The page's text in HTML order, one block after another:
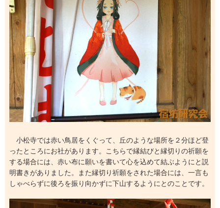
小松寺では赤い鳥居をくぐって、丘のような場所を２分ほど登
ったところにお社があります。こちらで縁結びと縁切りの祈願を
する場合には、赤い布に願いを書いて心を込めて結ぶようにと説
明書きがありました。また縁切り祈願をされた場合には、一言も
しゃべらずに後ろを振り向かずに下山するようにとのことです。